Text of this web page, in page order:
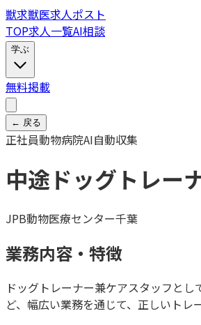
獣求獣医求人ポスト
TOP求人一覧AI相談
学ぶ
無料掲載
← 戻る
正社員動物病院AI自動収集
中途ドッグトレー
JPB動物医療センター千葉
業務内容・特徴
ドッグトレーナー兼ケアスタッフと
ど、幅広い業務を通じて、正しいトレ